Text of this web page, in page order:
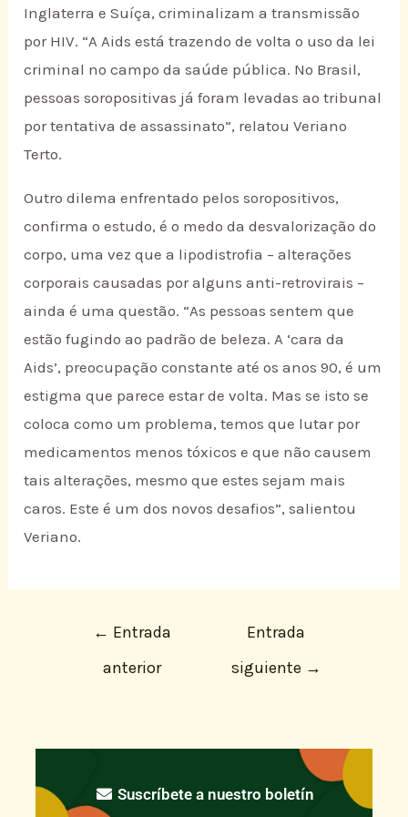
Inglaterra e Suíça, criminalizam a transmissão
por HIV. “A Aids está trazendo de volta o uso da lei
criminal no campo da saúde pública. No Brasil,
pessoas soropositivas já foram levadas ao tribunal
por tentativa de assassinato”, relatou Veriano
Terto.
Outro dilema enfrentado pelos soropositivos,
confirma o estudo, é o medo da desvalorização do
corpo, uma vez que a lipodistrofia – alterações
corporais causadas por alguns anti-retrovirais –
ainda é uma questão. “As pessoas sentem que
estão fugindo ao padrão de beleza. A ‘cara da
Aids’, preocupação constante até os anos 90, é um
estigma que parece estar de volta. Mas se isto se
coloca como um problema, temos que lutar por
medicamentos menos tóxicos e que não causem
tais alterações, mesmo que estes sejam mais
caros. Este é um dos novos desafios”, salientou
Veriano.
← Entrada
anterior
Entrada
siguiente →
Suscríbete a nuestro boletín